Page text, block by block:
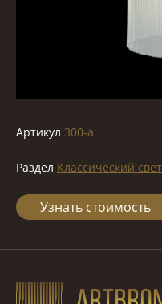
Артикул 300-a
Раздел Классический свет
Узнать стоимость